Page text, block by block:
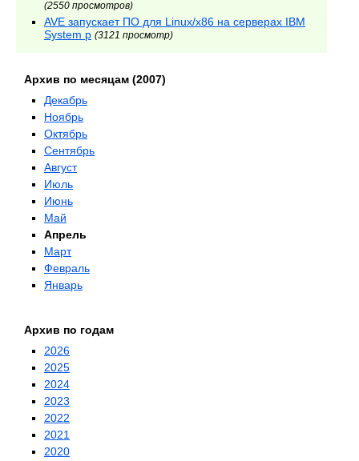
(2550 просмотров)
AVE запускает ПО для Linux/х86 на серверах IBM
System p (3121 просмотр)
Архив по месяцам (2007)
Декабрь
Ноябрь
Октябрь
Сентябрь
Август
Июль
Июнь
Май
Апрель
Март
Февраль
Январь
Архив по годам
2026
2025
2024
2023
2022
2021
2020